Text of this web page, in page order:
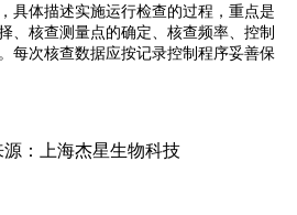
具体描述实施运行检查的过程，重点是
、核查测量点的确定、核查频率、控制
每次核查数据应按记录控制程序妥善保
源：上海杰星生物科技